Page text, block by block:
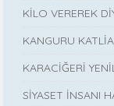
KİLO VEREREK
KANGURU
KARACİĞERİ
SİYASET İNSANI